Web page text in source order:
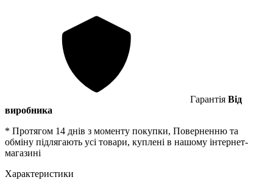
Гарантія Від
виробника
* Протягом 14 днів з моменту покупки, Поверненню та
обміну підлягають усі товари, куплені в нашому інтернет-
магазині
Характеристики